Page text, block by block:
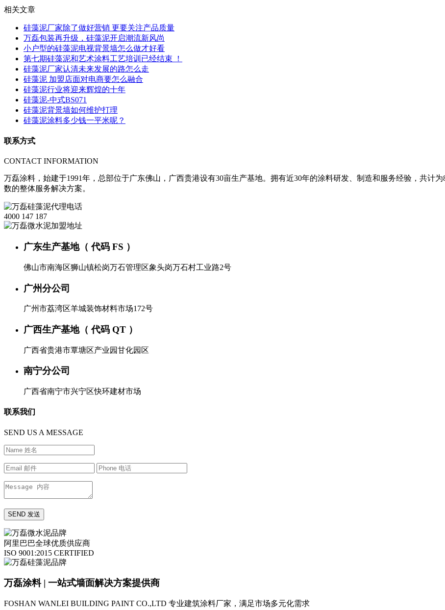
相关文章
硅藻泥厂家除了做好营销 更要关注产品质量
万磊包装再升级，硅藻泥开启潮流新风尚​
小户型的硅藻泥电视背景墙怎么做才好看
第七期硅藻泥和艺术涂料工艺培训已经结束 ！
硅藻泥厂家认清未来发展的路怎么走
硅藻泥 加盟店面对电商要怎么融合
硅藻泥行业将迎来辉煌的十年
硅藻泥-中式BS071
硅藻泥背景墙如何维护打理
硅藻泥涂料多少钱一平米呢？
联系方式
CONTACT INFORMATION
万磊涂料，始建于1991年，总部位于广东佛山，广西贵港设有30亩生产基地。拥有近30年的涂料研发、制造和服务经验，共计
数的整体服务解决方案。
4000 147 187
广东生产基地（ 代码 FS ）
佛山市南海区狮山镇松岗万石管理区象头岗万石村工业路2号
广州分公司
广州市荔湾区羊城装饰材料市场172号
广西生产基地（ 代码 QT ）
广西省贵港市覃塘区产业园甘化园区
南宁分公司
广西省南宁市兴宁区快环建材市场
联系我们
SEND US A MESSAGE
阿里巴巴全球优质供应商
ISO 9001:2015 CERTIFIED
万磊涂料 | 一站式墙面解决方案提供商
FOSHAN WANLEI BUILDING PAINT CO.,LTD 专业建筑涂料厂家，满足市场多元化需求